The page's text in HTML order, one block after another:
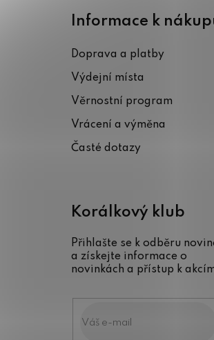
Informace k
Doprava a platby
Výdejní místa
Věrnostní program
Vrácení a výměna
Časté dotazy
Korálkový klub
Přihlašte se k odběru
a získejte informace o
novinkách a přístup k